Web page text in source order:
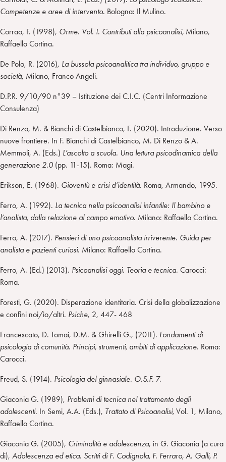
Competenze e aree di intervento. Bologna: Il Mulino.
Corrao, F. (1998), Orme. Vol. I. Contributi alla psicoanalisi, Milano,
Raffaello Cortina.
De Polo, R. (2016), La bussola psicoanalitica tra individuo, gruppo e
società, Milano, Franco Angeli.
D.P.R. 9/10/90 n°39 – Istituzione dei C.I.C. (Centri Informazione
Consulenza)
Di Renzo, M. & Bianchi di Castelbianco, F. (2020). Introduzione. Verso
nuove frontiere. In F. Bianchi di Castelbianco, M. Di Renzo & A.
Memmoli, A. (Eds.) L’ascolto a scuola. Una lettura psicodinamica della
generazione 2.0 (pp. 11-15). Roma: Magi.
Erikson, E. (1968). Gioventù e crisi d’identità. Roma, Armando, 1995.
Ferro, A. (1992). La tecnica nella psicoanalisi infantile: Il bambino e
l’analista, dalla relazione al campo emotivo. Milano: Raffaello Cortina.
Ferro, A. (2017). Pensieri di uno psicoanalista irriverente. Guida per
analista e pazienti curiosi. Milano: Raffaello Cortina.
Ferro, A. (Ed.) (2013). Psicoanalisi oggi. Teoria e tecnica. Carocci:
Roma.
Foresti, G. (2020). Disperazione identitaria. Crisi della globalizzazione
e confini noi/io/altri. Psiche, 2, 447- 468
Francescato, D. Tomai, D.M. & Ghirelli G., (2011). Fondamenti di
psicologia di comunità. Principi, strumenti, ambiti di applicazione. Roma:
Carocci.
Freud, S. (1914). Psicologia del ginnasiale. O.S.F. 7.
Giaconia G. (1989), Problemi di tecnica nel trattamento degli
adolescenti. In Semi, A.A. (Eds.), Trattato di Psicoanalisi, Vol. 1, Milano,
Raffaello Cortina.
Giaconia G. (2005), Criminalità e adolescenza, in G. Giaconia (a cura
di), Adolescenza ed etica. Scritti di F. Codignola, F. Ferraro, A. Galli, P.